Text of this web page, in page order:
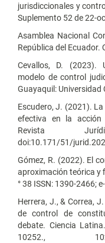
jurisdiccionales y
Suplemento 52 de 22-
Asamblea Nacional
República del Ecuador.
Cevallos, D. (2023).
modelo de control
Guayaquil: Universidad
Escudero, J. (2021).
efectiva en la acción
Revista
doi:10.171/51/
Gómez, R. (2022). El
aproximación teórica y
° 38 ISSN: 1390-2466;
Herrera, J., & Correa,
de control de
debate. Ciencia
10252.,